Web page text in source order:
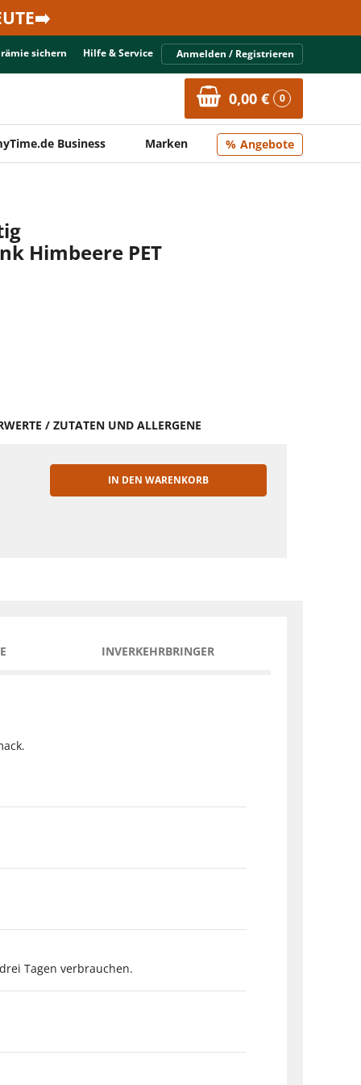
sichern Hilfe & Service Anmelden / Registrieren
0,00 € 0
Business Marken Angebote
Himbeere PET
/ ZUTATEN UND ALLERGENE
IN DEN WARENKORB
INVERKEHRBRINGER
Tagen verbrauchen.